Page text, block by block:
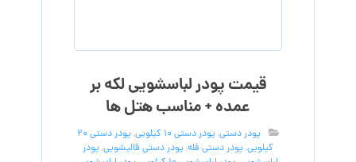
قیمت پودر لباسشویی لکه بر
عمده + مناسب هتل ها
پودر دستی, پودر دستی 10 کیلویی ,
پودر دستی 20
کیلویی, پودر دستی فله, پودر دستی قالیشویی, پودر